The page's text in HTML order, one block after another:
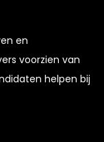
en
voorzien van
helpen bij